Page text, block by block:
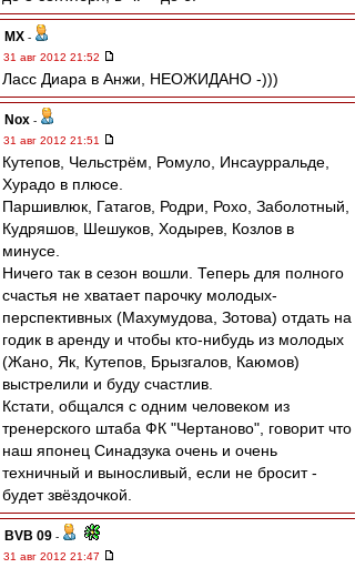
МХ -
31 авг 2012 21:52
Ласс Диара в Анжи, НЕОЖИДАНО -)))
Nox -
31 авг 2012 21:51
Кутепов, Чельстрём, Ромуло, Инсаурральде,
Хурадо в плюсе.
Паршивлюк, Гатагов, Родри, Рохо, Заболотный,
Кудряшов, Шешуков, Ходырев, Козлов в
минусе.
Ничего так в сезон вошли. Теперь для полного
счастья не хватает парочку молодых-
перспективных (Махумудова, Зотова) отдать на
годик в аренду и чтобы кто-нибудь из молодых
(Жано, Як, Кутепов, Брызгалов, Каюмов)
выстрелили и буду счастлив.
Кстати, общался с одним человеком из
тренерского штаба ФК "Чертаново", говорит что
наш японец Синадзука очень и очень
техничный и выносливый, если не бросит -
будет звёздочкой.
BVB 09 -
31 авг 2012 21:47